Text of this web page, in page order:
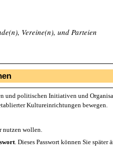
Vereine(n), und Parteien
politischen Initiativen und
Kultureinrichtungen bewegen.
nutzen wollen.
. Dieses Passwort können Sie später